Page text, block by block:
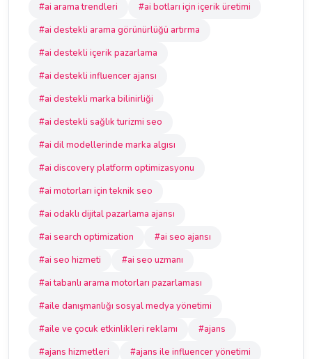
#ai arama trendleri
#ai botları için içerik üretimi
#ai destekli arama görünürlüğü artırma
#ai destekli içerik pazarlama
#ai destekli influencer ajansı
#ai destekli marka bilinirliği
#ai destekli sağlık turizmi seo
#ai dil modellerinde marka algısı
#ai discovery platform optimizasyonu
#ai motorları için teknik seo
#ai odaklı dijital pazarlama ajansı
#ai search optimization
#ai seo ajansı
#ai seo hizmeti
#ai seo uzmanı
#ai tabanlı arama motorları pazarlaması
#aile danışmanlığı sosyal medya yönetimi
#aile ve çocuk etkinlikleri reklamı
#ajans
#ajans hizmetleri
#ajans ile influencer yönetimi